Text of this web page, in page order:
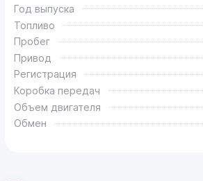
Год выпуска
Топливо
Пробег
Привод
Регистрация
Коробка передач
Объем двигателя
Обмен